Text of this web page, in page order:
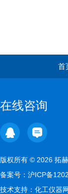
首
在线咨询
版权所有 © 2026 拓
备案号： 沪ICP备
技术支持： 化工仪器